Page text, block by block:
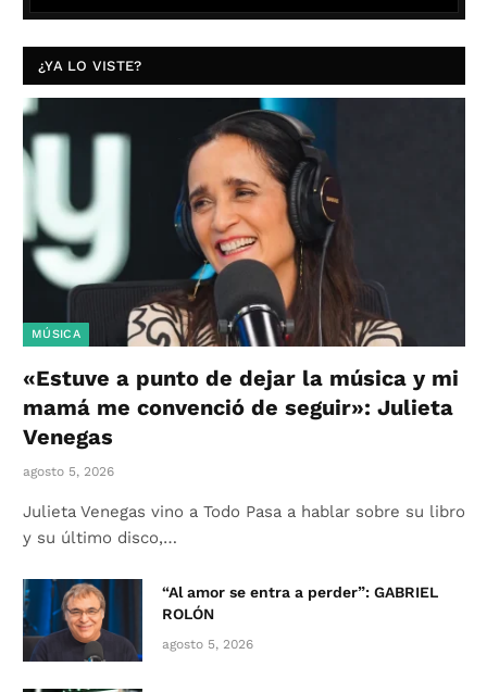
¿YA LO VISTE?
MÚSICA
«Estuve a punto de dejar la música y mi
mamá me convenció de seguir»: Julieta
Venegas
agosto 5, 2026
Julieta Venegas vino a Todo Pasa a hablar sobre su libro
y su último disco,…
“Al amor se entra a perder”: GABRIEL
ROLÓN
agosto 5, 2026